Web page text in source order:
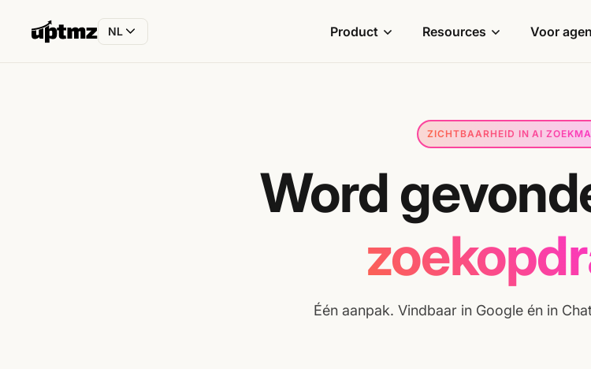
NL Product Resources Voor
ZICHTBAARHEID IN AI
Word
Één aanpak. Vindbaar in Google én in